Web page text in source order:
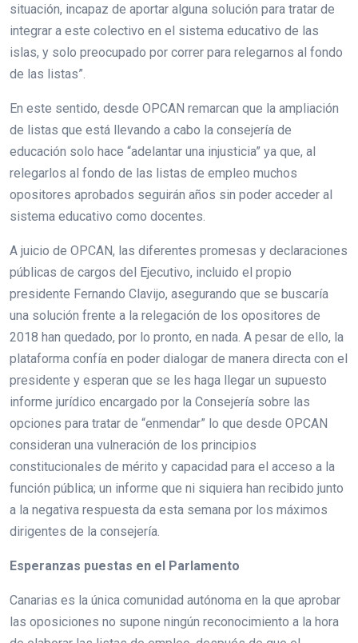
situación, incapaz de aportar alguna solución para tratar de
integrar a este colectivo en el sistema educativo de las
islas, y solo preocupado por correr para relegarnos al fondo
de las listas”.
En este sentido, desde OPCAN remarcan que la ampliación
de listas que está llevando a cabo la consejería de
educación solo hace “adelantar una injusticia” ya que, al
relegarlos al fondo de las listas de empleo muchos
opositores aprobados seguirán años sin poder acceder al
sistema educativo como docentes.
A juicio de OPCAN, las diferentes promesas y declaraciones
públicas de cargos del Ejecutivo, incluido el propio
presidente Fernando Clavijo, asegurando que se buscaría
una solución frente a la relegación de los opositores de
2018 han quedado, por lo pronto, en nada. A pesar de ello, la
plataforma confía en poder dialogar de manera directa con el
presidente y esperan que se les haga llegar un supuesto
informe jurídico encargado por la Consejería sobre las
opciones para tratar de “enmendar” lo que desde OPCAN
consideran una vulneración de los principios
constitucionales de mérito y capacidad para el acceso a la
función pública; un informe que ni siquiera han recibido junto
a la negativa respuesta da esta semana por los máximos
dirigentes de la consejería.
Esperanzas puestas en el Parlamento
Canarias es la única comunidad autónoma en la que aprobar
las oposiciones no supone ningún reconocimiento a la hora